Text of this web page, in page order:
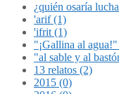
¿quién osaría
'arif (1)
'ifrit (1)
"¡Gallina al
"al sable y al
13 relatos (2)
2015 (0)